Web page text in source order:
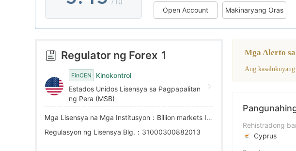
6
7
8
9
5
6
7
8
9
4
5
6
7
8
Open Account Makinaryang Oras
Regulator ng Forex 1
FinCEN
Kinokontrol
Estados Unidos Lisensya sa Pagpapalitan
ng Pera (MSB)
Mga Lisensya na Mga Institusyon：Billion markets Inc
Regulasyon ng Lisensya Blg.：31000300882013
Mga Alerto
Rehistradong
Cyprus